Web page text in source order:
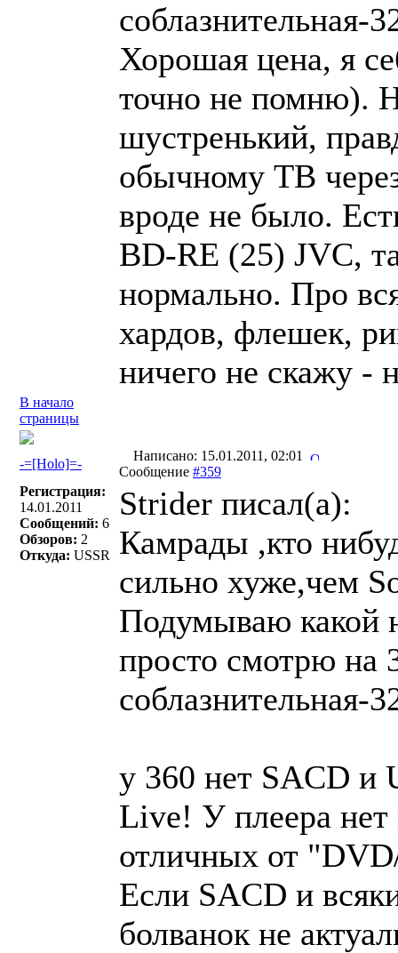
соблазнительная-
Хорошая цена, я
точно не помню).
шустренький,
обычному ТВ
вроде не было.
BD-RE (25) JVC,
нормально. Про
хардов, флешек,
ничего не скажу -
В начало
страницы
-=[Holo]=-
Написано: 15.01.2011, 02:01
Сообщение #359
Регистрация:
14.01.2011
Сообщений: 6
Обзоров: 2
Откуда: USSR
Strider писал(a):
Камрады ,кто
сильно хуже,чем
Подумываю какой
просто смотрю на
соблазнительная-
у 360 нет SACD и
Live! У плеера нет
отличных от
Если SACD и
болванок не